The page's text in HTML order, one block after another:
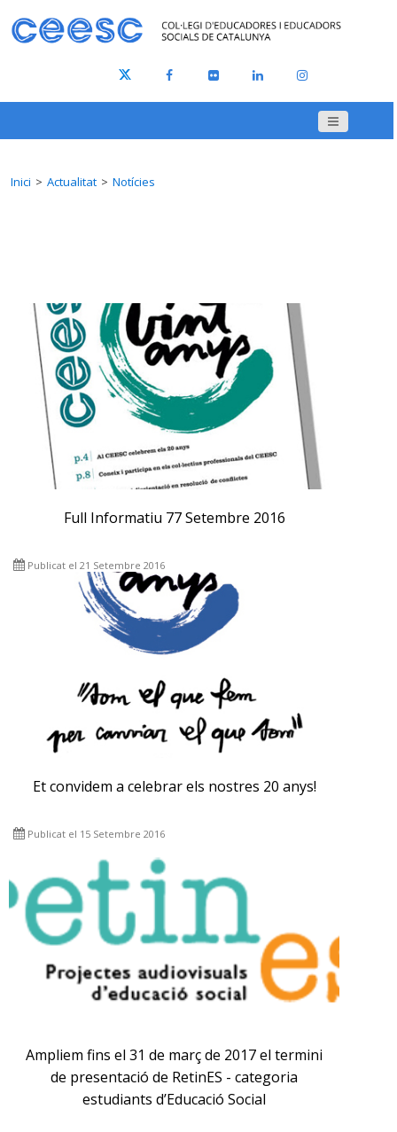
Inici Actualitat Notícies
Full Informatiu 77 Setembre 2016
Publicat el 21 Setembre 2016
Et convidem a celebrar els nostres 20 anys!
Publicat el 15 Setembre 2016
Ampliem fins el 31 de març de 2017 el termini
de presentació de RetinES - categoria
estudiants d’Educació Social